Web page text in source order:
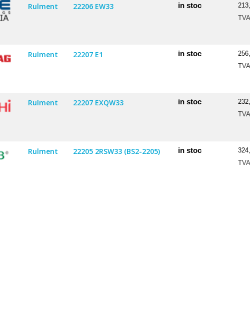
Rulment 22206 EW33 in stoc
TVA
Rulment 22207 E1 in stoc
TVA
Rulment 22207 EXQW33 in stoc
TVA
Rulment 22205 2RSW33 (BS2-2205) in stoc
TVA